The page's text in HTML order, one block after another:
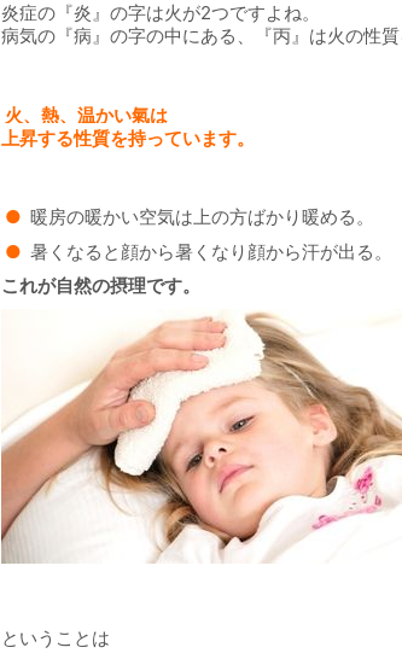
炎症の『炎』の字は火が2つですよね。
病気の『病』の字の中にある、『丙』は火の性質
火、熱、温かい氣は
上昇する性質を持っています。
● 暖房の暖かい空気は上の方ばかり暖める。
● 暑くなると顔から暑くなり顔から汗が出る。
これが自然の摂理です。
ということは